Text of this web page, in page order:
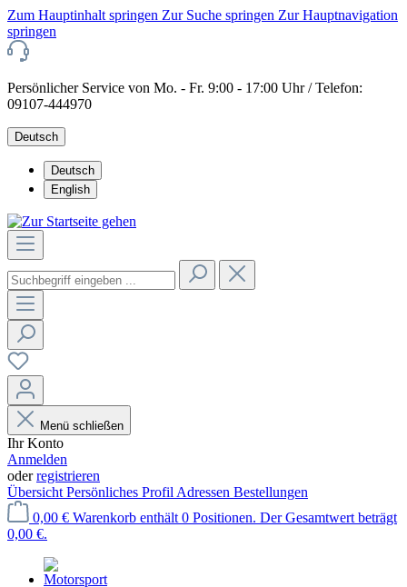
Zum Hauptinhalt springen Zur Suche springen Zur Hauptnavigation
springen
Persönlicher Service von Mo. - Fr. 9:00 - 17:00 Uhr / Telefon:
09107-444970
Deutsch
Deutsch
English
Menü schließen
Ihr Konto
Anmelden
oderregistrieren
Übersicht Persönliches Profil Adressen Bestellungen
0,00 € Warenkorb enthält 0 Positionen. Der Gesamtwert beträgt
0,00 €.